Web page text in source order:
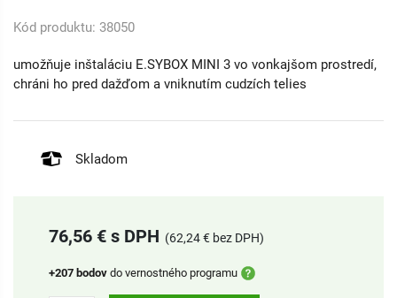
Kód produktu: 38050
umožňuje inštaláciu E.SYBOX MINI 3 vo vonkajšom prostredí,
chráni ho pred dažďom a vniknutím cudzích telies
Skladom
76,56 € s DPH (62,24 € bez DPH)
+207 bodov do vernostného programu